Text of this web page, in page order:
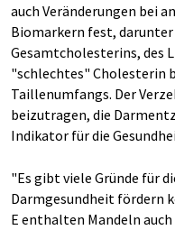
auch Veränderungen bei
Biomarkern fest, darunter
Gesamtcholesterins, des
"schlechtes" Cholesterin
Taillenumfangs. Der
beizutragen, die
Indikator für die
"Es gibt viele Gründe für
Darmgesundheit fördern
E enthalten Mandeln